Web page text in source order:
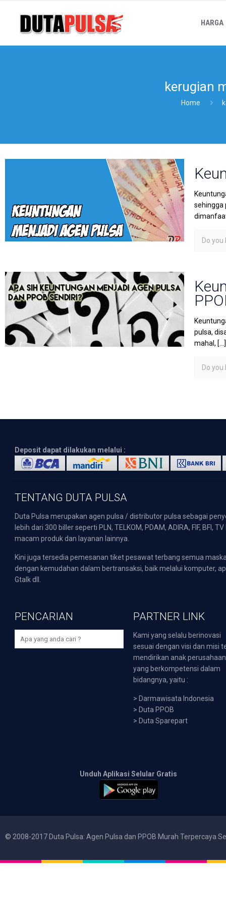
HARGA
kerugian
Home
sehingga
Do you
pulsa,
mahal, […]
Do you
Deposit dapat dilakukan melalui :
TENTANG DUTA PULSA
Duta Pulsa merupakan agen pulsa / distributor pulsa sebagai
lebih dari 300 biller seperti PLN, TELKOM, PDAM, ADIRA, FIF,
macam produk dan layanan lainnya.
Kini juga tersedia pemesanan tiket pesawat terbang semua
dengan kemudahan dalam bertransaksi, baik melalui komputer,
Gtalk dll.
PENCARIAN PARTNER LINK
Kami yang selalu berinovasi
sesuai dengan visi dan misi
mendirikan anak perusahaan
yang berkompetensi dalam
bidangnya, yaitu :
> Darmawisata Indonesia
> Duta PPOB
> Duta Sparepart
Unduh Aplikasi Selular Gratis
© 2008-2017 Duta Pulsa: Agen Pulsa dan PPOB Murah Terpercaya